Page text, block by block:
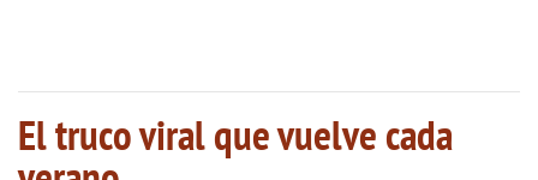
El truco viral que vuelve cada